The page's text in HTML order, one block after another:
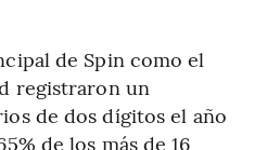
de Spin como el
registraron un
de dos dígitos el año
de los más de 16